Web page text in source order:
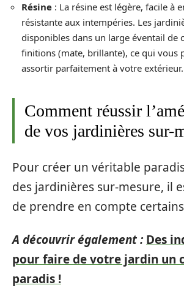
Résine : La résine est légère, facile à
résistante aux intempéries. Les
disponibles dans un large éventail de
finitions (mate, brillante), ce qui vous
assortir parfaitement à votre extérieur.
Comment réussir
de vos jardinières sur-
Pour créer un véritable
des jardinières sur-mesure, il
de prendre en compte
A découvrir également : Des
pour faire de votre jardin un
paradis !